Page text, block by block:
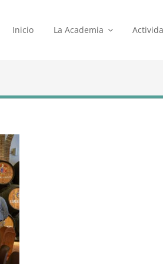
Inicio La Academia